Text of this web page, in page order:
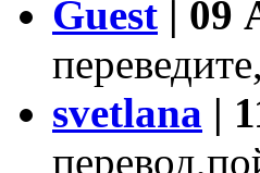
Guest | 09
svetlana |